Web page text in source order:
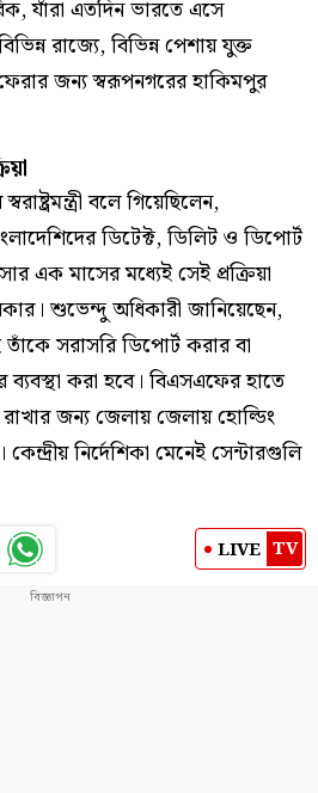
যাঁরা এতদিন ভারতে এসে
রাজ্যে, বিভিন্ন পেশায় যুক্ত
জন্য স্বরূপনগরের হাকিমপুর
বলে গিয়েছিলেন,
ডিটেক্ট, ডিলিট ও ডিপোর্ট
এক মাসের মধ্যেই সেই প্রক্রিয়া
শুভেন্দু অধিকারী জানিয়েছেন,
সরাসরি ডিপোর্ট করার বা
ব্যবস্থা করা হবে। বিএসএফের হাতে
জন্য জেলায় জেলায় হোল্ডিং
নির্দেশিকা মেনেই সেন্টারগুলি
LIVE TV